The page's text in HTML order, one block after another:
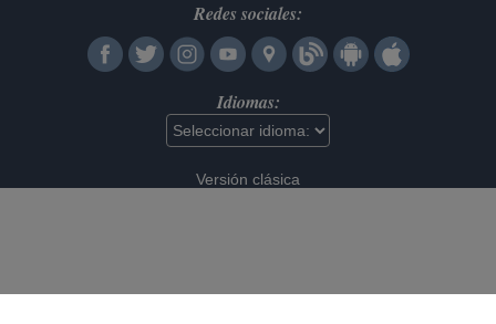
Redes sociales:
Idiomas:
Versión clásica